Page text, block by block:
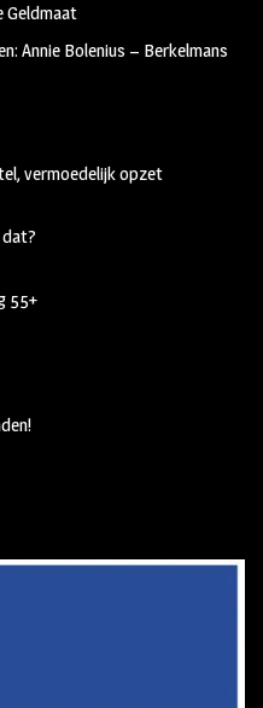
Geldmaat
Annie Bolenius – Berkelmans
vermoedelijk opzet
55+